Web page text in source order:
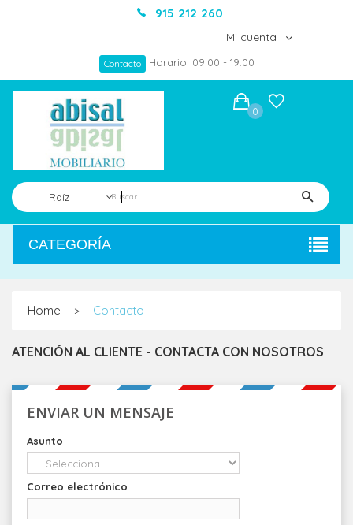
915 212 260
Mi cuenta
Contacto Horario: 09:00 - 19:00
Raíz
0
CATEGORÍA
Home > Contacto
ATENCIÓN AL CLIENTE - CONTACTA CON NOSOTROS
ENVIAR UN MENSAJE
Asunto
Correo electrónico